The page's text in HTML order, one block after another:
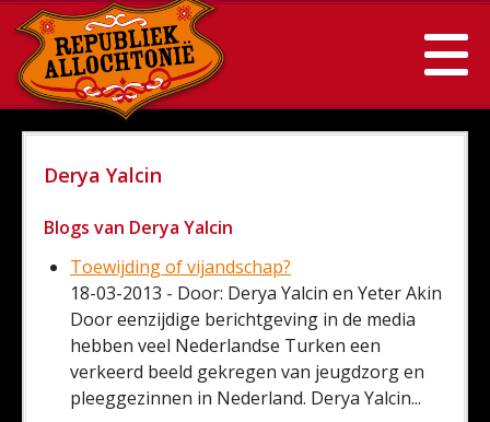
Derya Yalcin
Blogs van Derya Yalcin
Toewijding of vijandschap?
18-03-2013 - Door: Derya Yalcin en Yeter Akin
Door eenzijdige berichtgeving in de media
hebben veel Nederlandse Turken een
verkeerd beeld gekregen van jeugdzorg en
pleeggezinnen in Nederland. Derya Yalcin...